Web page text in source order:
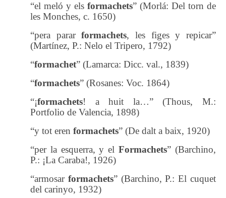
“el meló y els formachets” (Morlá: Del torn de
les Monches, c. 1650)
“pera pararformachets, les figes y repicar”
(Martínez, P.: Nelo el Tripero, 1792)
“formachet” (Lamarca: Dicc. val., 1839)
“formachets” (Rosanes: Voc. 1864)
“¡formachets! a huit la…” (Thous, M.:
Portfolio de Valencia, 1898)
“y tot eren formachets” (De dalt a baix, 1920)
“per la esquerra, y elFormachets” (Barchino,
P.: ¡La Caraba!, 1926)
“armosar formachets” (Barchino, P.: El cuquet
del carinyo, 1932)